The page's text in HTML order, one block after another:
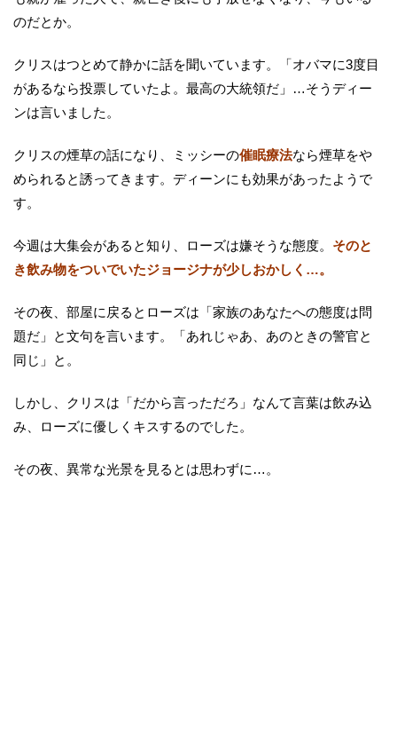
のだとか。
クリスはつとめて静かに話を聞いています。「オバマに3度目
があるなら投票していたよ。最高の大統領だ」…そうディー
ンは言いました。
クリスの煙草の話になり、ミッシーの催眠療法なら煙草をや
められると誘ってきます。ディーンにも効果があったようで
す。
今週は大集会があると知り、ローズは嫌そうな態度。 そのと
き飲み物をついでいたジョージナが少しおかしく…。
その夜、部屋に戻るとローズは「家族のあなたへの態度は問
題だ」と文句を言います。「あれじゃあ、あのときの警官と
同じ」と。
しかし、クリスは「だから言っただろ」なんて言葉は飲み込
み、ローズに優しくキスするのでした。
その夜、異常な光景を見るとは思わずに…。